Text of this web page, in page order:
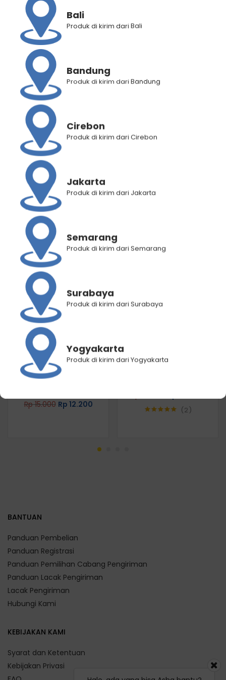
tetap kuat & tampak berkilau. Dengan Double Heat
Protection Formula untuk melindungi rambut dari panas
matahari dan alat penata rambut
Kategori Vitamin Rambut
Brand:
Makarizo Hair Energy
Deskripsi Produk
Informasi Tambahan
Penilaian Produk (3)
RELATED PRODUCTS
Makarizo Hair Energy
VITAGLITZ Hair Keratin
Serum ROYAL JELLY 6 x 1
Rp15.000 Rp 12.200
Advisor Anti Frizz &
2
BANTUAN
Panduan Pembelian
Panduan Registrasi
Panduan Pemilihan Cabang Pengiriman
Panduan Lacak Pengiriman
Lacak Pengiriman
Hubungi Kami
KEBIJAKAN KAMI
Syarat dan Ketentuan
Kebijakan Privasi
Bali
Produk di kirim dari Bali
Bandung
Produk di kirim dari Bandung
Cirebon
Produk di kirim dari Cirebon
Jakarta
Produk di kirim dari Jakarta
Semarang
Produk di kirim dari Semarang
Surabaya
Produk di kirim dari Surabaya
Yogyakarta
Produk di kirim dari Yogyakarta